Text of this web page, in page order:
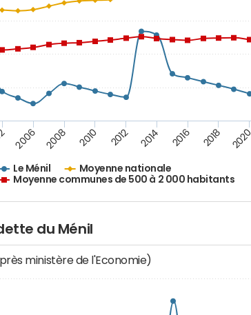
Le Ménil
Moyenne nationale
Moyenne communes de 500 à 2 000 habitants
2006 2008 2010 2012 2014 2016 2018 2020
du Ménil
ministère de l'Economie)